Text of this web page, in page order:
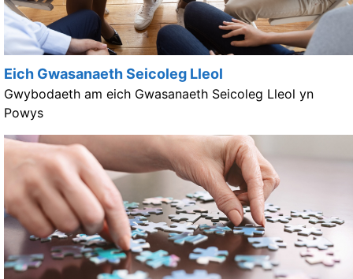
Eich Gwasanaeth Seicoleg Lleol
Gwybodaeth am eich Gwasanaeth Seicoleg Lleol yn
Powys